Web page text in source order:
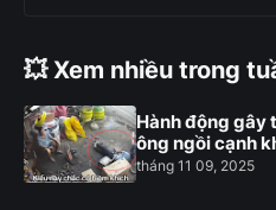
💥 Xem nhiều trong
Hành động gây
ông ngồi cạnh
tháng 11 09, 2025